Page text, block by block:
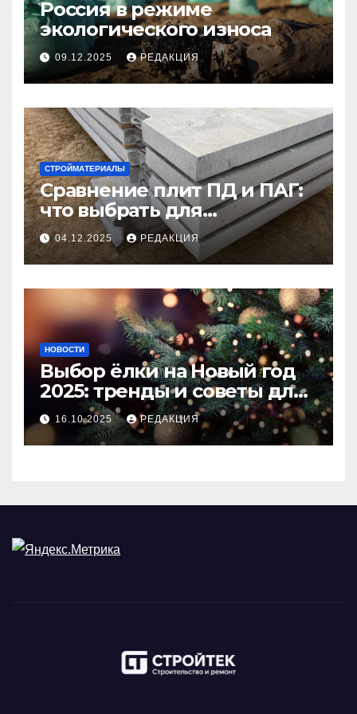
Россия в режиме
экологического износа
09.12.2025 РЕДАКЦИЯ
СТРОЙМАТЕРИАЛЫ
Сравнение плит ПД и ПАГ:
что выбрать для
долговечного и прочного
покрытия
04.12.2025 РЕДАКЦИЯ
НОВОСТИ
Выбор ёлки на Новый год
2025: тренды и советы для
идеального праздника
16.10.2025 РЕДАКЦИЯ